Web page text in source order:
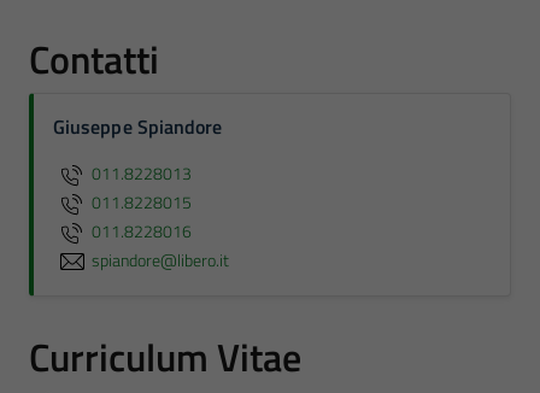
Contatti
Giuseppe Spiandore
011.8228013
011.8228015
011.8228016
spiandore@libero.it
Curriculum Vitae